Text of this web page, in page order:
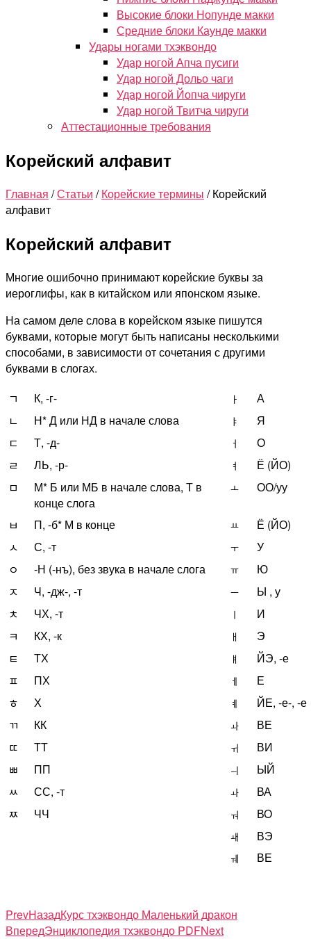
Высокие блоки Нопунде макки
Средние блоки Каунде макки
Удары ногами тхэквондо
Удар ногой Апча пусиги
Удар ногой Дольо чаги
Удар ногой Йопча чируги
Удар ногой Твитча чируги
Аттестационные требования
Корейский алфавит
Главная /Статьи / Корейские термины / Корейский
алфавит
Корейский алфавит
Многие ошибочно принимают корейские буквы за
иероглифы, как в китайском или японском языке.
На самом деле слова в корейском языке пишутся
буквами, которые могут быть написаны несколькими
способами, в зависимости от сочетания с другими
буквами в слогах.
ㄱ К, -г- ㅏ А
ㄴ Н* Д или НД в начале слова ㅑ Я
ㄷ Т, -д- ㅓ О
ㄹ ЛЬ, -р- ㅕ Ё (ЙО)
ㅁ
М* Б или МБ в начале слова, Т в
конце слога
ㅗ ОО/уу
ㅂ П, -б* М в конце ㅛ Ё (ЙО)
ㅅ С, -т ㅜ У
ㅇ -Н (-нъ), без звука в начале слога ㅠ Ю
ㅈ Ч, -дж-, -т ㅡ Ы , у
ㅊ ЧХ, -т ㅣ И
ㅋ КХ, -к ㅐ Э
ㅌ ТХ ㅒ ЙЭ, -е
ㅍ ПХ ㅔ Е
ㅎ Х ㅖ ЙЕ, -е-, -е
ㄲ КК ㅘ ВЕ
ㄸ ТТ ㅟ ВИ
ㅃ ПП ㅢ ЫЙ
ㅆ СС, -т ㅘ ВА
ㅉ ЧЧ ㅝ ВО
ㅙ ВЭ
ㅞ ВЕ
PrevНазадКурс тхэквондо Маленький дракон
ВпередЭнциклопедия тхэквондо PDFNext